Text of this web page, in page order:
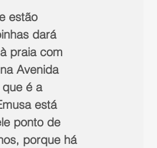
estão
dará
praia com
Avenida
é a
está
ponto de
porque há